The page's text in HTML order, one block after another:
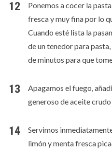
Ponemos a cocer la
fresca y muy fina por lo
Cuando esté lista la
de un tenedor para
de minutos para que
Apagamos el fuego,
generoso de aceite
Servimos
limón y menta fresca